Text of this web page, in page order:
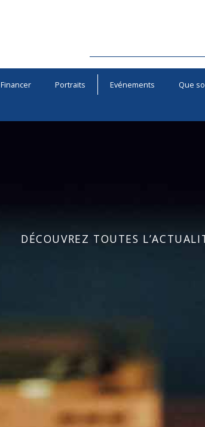
Financer Portraits Evénements Que
DÉCOUVREZ TOUTES